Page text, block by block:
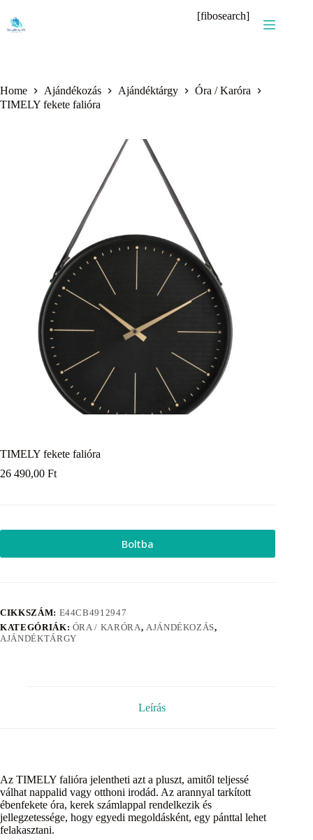
content
[fibosearch]
Home Ajándékozás Ajándéktárgy
Óra / Karóra
TIMELY fekete falióra
TIMELY fekete falióra
26 490,00 Ft
Boltba
CIKKSZÁM: E44CB4912947
KATEGÓRIÁK: ÓRA / KARÓRA, AJÁNDÉKOZÁS,
AJÁNDÉKTÁRGY
Leírás
Az TIMELY falióra jelentheti azt a pluszt, amitől teljessé
válhat nappalid vagy otthoni irodád. Az arannyal tarkított
ébenfekete óra, kerek számlappal rendelkezik és
jellegzetessége, hogy egyedi megoldásként, egy pánttal lehet
felakasztani.